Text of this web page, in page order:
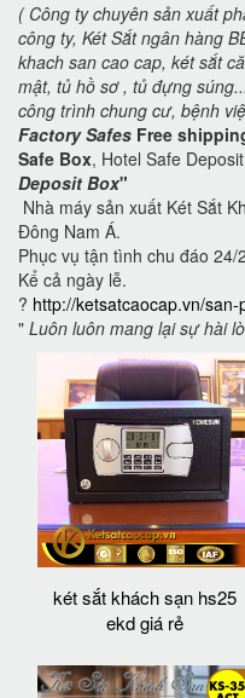
( Công ty chuyên sản xuất
công ty, Két Sắt ngân hàng
khach san cao cap, két sắt
mật, tủ hồ sơ , tủ đựng
công trình chung cư, bệnh
Factory Safes Free
Safe Box, Hotel Safe
Deposit Box"
Nhà máy sản xuất Két Sắt
Đông Nam Á.
Phục vụ tận tình chu đáo 24/
Kể cả ngày lễ.
? http://ketsatcaocap.vn/
" Luôn luôn mang lại sự hài
két sắt khách sạn hs25
ekd giá rẻ